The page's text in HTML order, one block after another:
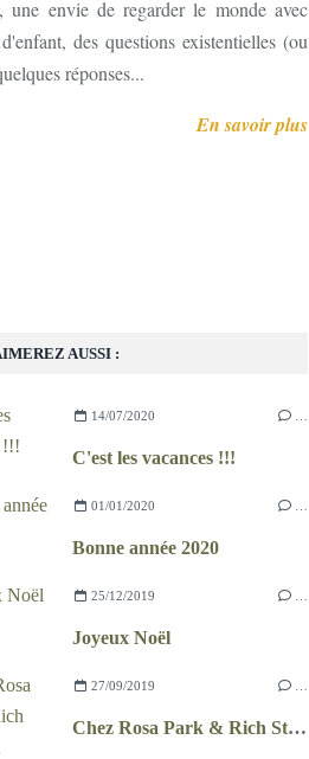
AUSSI :
14/07/2020
C'est les vacances !!!
01/01/2020
Bonne année 2020
25/12/2019
Joyeux Noël
27/09/2019
Chez Rosa Park & Rich Stapelton
une envie de regarder le monde avec
des questions existentielles (ou
réponses...
En savoir plus